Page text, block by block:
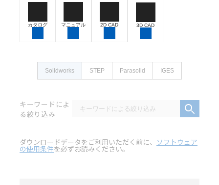
カタログ マニュアル 2D CAD 3D CAD
Solidworks STEP Parasolid IGES
キーワードによ
る絞り込み
ダウンロードデータをご利用いただく前に、 ソフトウェア
の使用条件を必ずお読みください。